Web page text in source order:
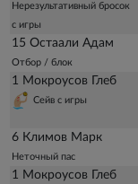
Нерезультативный бросок
с игры
15 Остаали Адам
Отбор / блок
1 Мокроусов Глеб
Сейв с игры
6 Климов Марк
Неточный пас
1 Мокроусов Глеб